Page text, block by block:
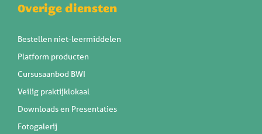
Overige diensten
Bestellen niet-leermiddelen
Platform producten
Cursusaanbod BWI
Veilig praktijklokaal
Downloads en Presentaties
Fotogalerij